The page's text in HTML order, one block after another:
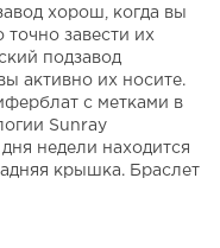
хорош, когда вы
завести их
подзавод
активно их носите.
с метками в
Sunray
недели находится
крышка. Браслет